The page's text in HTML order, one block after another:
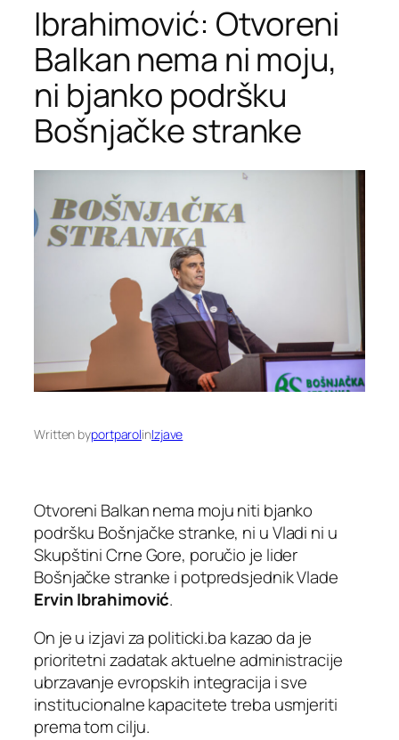
Ibrahimović: Otvoreni
Balkan nema ni moju,
ni bjanko podršku
Bošnjačke stranke
Written byportparolinIzjave
Otvoreni Balkan nema moju niti bjanko
podršku Bošnjačke stranke, ni u Vladi ni u
Skupštini Crne Gore, poručio je lider
Bošnjačke stranke i potpredsjednik Vlade
Ervin Ibrahimović.
On je u izjavi za politicki.ba kazao da je
prioritetni zadatak aktuelne administracije
ubrzavanje evropskih integracija i sve
institucionalne kapacitete treba usmjeriti
prema tom cilju.